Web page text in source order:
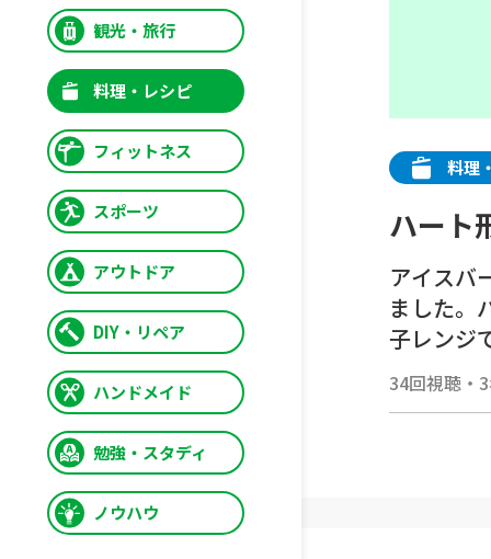
観光・旅行
料理・レシピ
フィットネス
スポーツ
アウトドア
DIY・リペア
ハンドメイド
勉強・スタディ
ノウハウ
料理
ハート
アイスバ
ました。
子レンジ
す。
34回視聴 ・